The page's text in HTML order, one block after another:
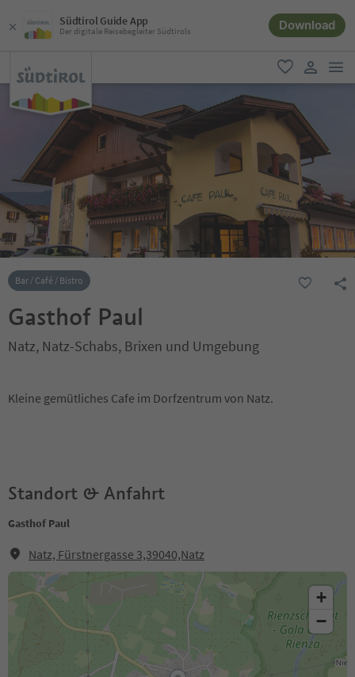
Südtirol Guide App
Der digitale Reisebegleiter Südtirols Download
favorit
user link
Bar / Café / Bistro
Gasthof Paul
Natz, Natz-Schabs, Brixen und Umgebung
Kleine gemütliches Cafe im Dorfzentrum von Natz.
Standort & Anfahrt
Gasthof Paul
Natz, Fürstnergasse 3,39040,Natz
+
−